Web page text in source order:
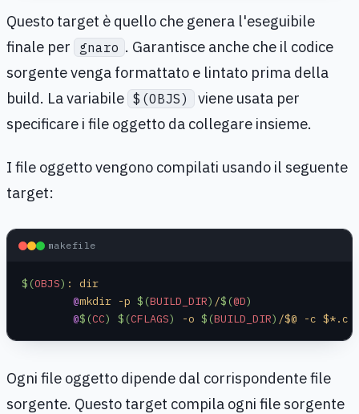
Questo target è quello che genera l'eseguibile
finale per
gnaro . Garantisce anche che il codice
sorgente venga formattato e lintato prima della
build. La variabile $(OBJS)
viene usata per
specificare i file oggetto da collegare insieme.
I file oggetto vengono compilati usando il seguente
target:
makefile
$(OBJS) : dir
	@
mkdir -p $(BUILD_DIR) /$(@D)
	@
$(CC) $(CFLAGS) -o $(BUILD_DIR) /$@ -c $*.c
Ogni file oggetto dipende dal corrispondente file
sorgente. Questo target compila ogni file sorgente